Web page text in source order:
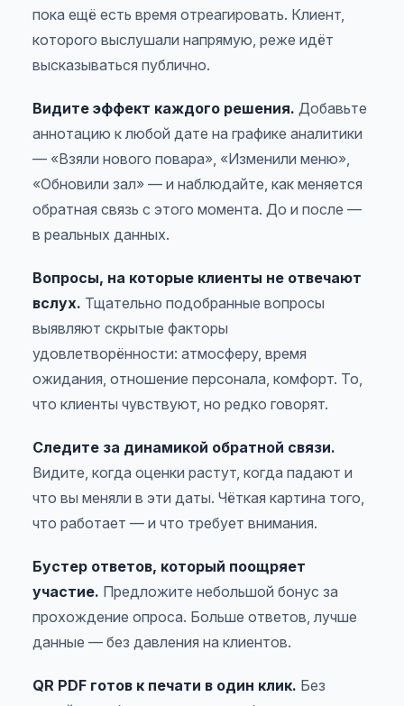
пока ещё есть время отреагировать. Клиент,
которого выслушали напрямую, реже идёт
высказываться публично.
Видите эффект каждого решения. Добавьте
аннотацию к любой дате на графике аналитики
— «Взяли нового повара», «Изменили меню»,
«Обновили зал» — и наблюдайте, как меняется
обратная связь с этого момента. До и после —
в реальных данных.
Вопросы, на которые клиенты не отвечают
вслух. Тщательно подобранные вопросы
выявляют скрытые факторы
удовлетворённости: атмосферу, время
ожидания, отношение персонала, комфорт. То,
что клиенты чувствуют, но редко говорят.
Следите за динамикой обратной связи.
Видите, когда оценки растут, когда падают и
что вы меняли в эти даты. Чёткая картина того,
что работает — и что требует внимания.
Бустер ответов, который поощряет
участие. Предложите небольшой бонус за
прохождение опроса. Больше ответов, лучше
данные — без давления на клиентов.
QR PDF готов к печати в один клик. Без